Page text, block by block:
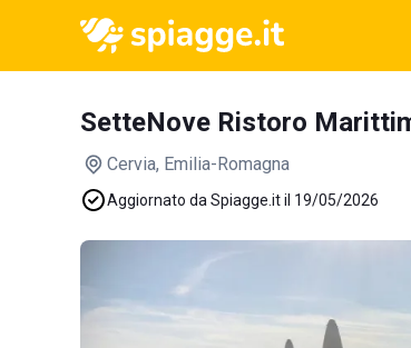
SetteNove Ristoro
Cervia, Emilia-Romagna
Aggiornato da Spiagge.it il 19/05/2026